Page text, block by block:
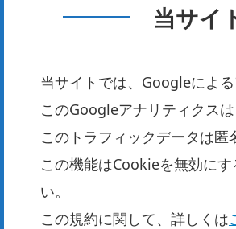
当サイ
当サイトでは、Googleによ
このGoogleアナリティクス
このトラフィックデータは匿
この機能はCookieを無効に
い。
この規約に関して、詳しくは